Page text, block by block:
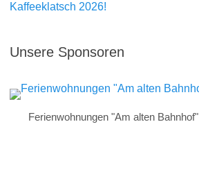
Kaffeeklatsch 2026!
Unsere Sponsoren
Ferienwohnungen "Am alten Bahnhof"